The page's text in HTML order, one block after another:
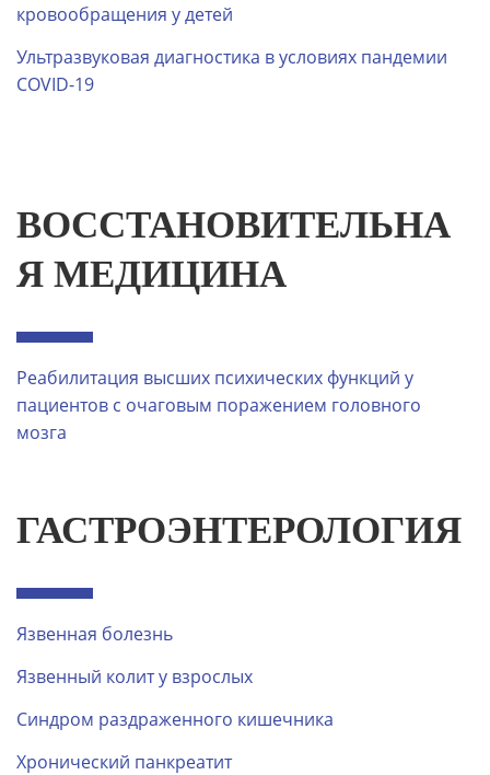
кровообращения у детей
Ультразвуковая диагностика в условиях пандемии
COVID-19
ВОССТАНОВИТЕЛЬНА
Я МЕДИЦИНА
Реабилитация высших психических функций у
пациентов с очаговым поражением головного
мозга
ГАСТРОЭНТЕРОЛОГИЯ
Язвенная болезнь
Язвенный колит у взрослых
Синдром раздраженного кишечника
Хронический панкреатит